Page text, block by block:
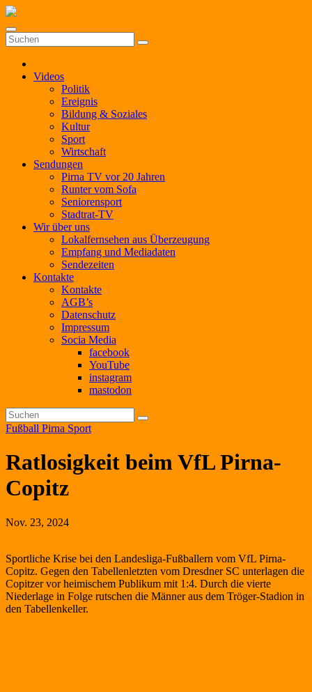
Zum
springen
Videos
Politik
Ereignis
Bildung & Soziales
Kultur
Sport
Wirtschaft
Sendungen
Pirna TV vor 20 Jahren
Runter vom Sofa
Seniorensport
Stadtrat-TV
Wir über uns
Lokalfernsehen aus Überzeugung
Empfang und Mediadaten
Sendezeiten
Kontakte
Kontakte
AGB’s
Datenschutz
Impressum
Socia Media
facebook
YouTube
instagram
mastodon
Fußball Pirna Sport
Ratlosigkeit beim VfL Pirna-
Copitz
Nov. 23, 2024
Sportliche Krise bei den Landesliga-Fußballern vom VfL Pirna-
Copitz. Gegen den Tabellenletzten vom Dresdner SC unterlagen die
Copitzer vor heimischem Publikum mit 1:4. Durch die vierte
Niederlage in Folge rutschen die Männer aus dem Tröger-Stadion in
den Tabellenkeller.